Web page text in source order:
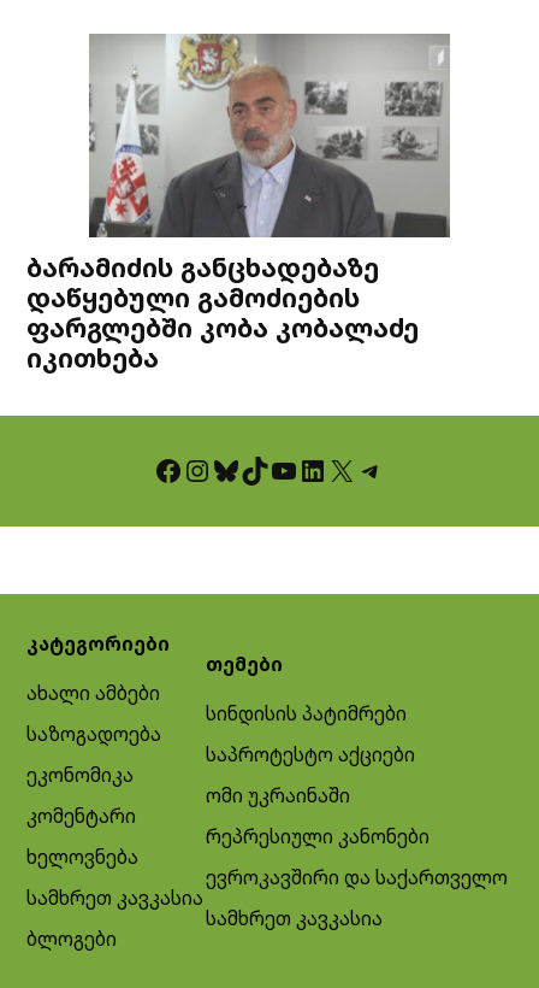
ბარამიძის განცხადებაზე
დაწყებული გამოძიების
ფარგლებში კობა კობალაძე
იკითხება
Facebook InstagramBluesky TikTok YouTube LinkedIn X Telegram
კატეგორიები
ახალი ამბები
საზოგადოება
ეკონომიკა
კომენტარი
ხელოვნება
სამხრეთ კავკასია
ბლოგები
თემები
სინდისის პატიმრები
საპროტესტო აქციები
ომი უკრაინაში
რეპრესიული კანონები
ევროკავშირი და საქართველო
სამხრეთ კავკასია